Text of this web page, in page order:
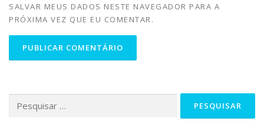
SALVAR MEUS DADOS NESTE NAVEGADOR PARA A
PRÓXIMA VEZ QUE EU COMENTAR.